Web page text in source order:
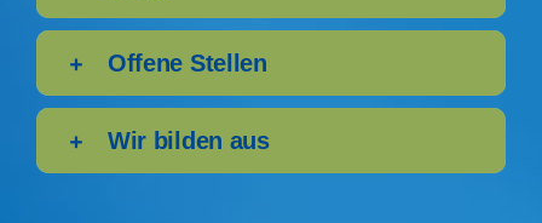
Offene Stellen
Wir bilden aus